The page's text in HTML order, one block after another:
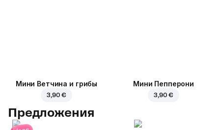
Мини Ветчина и грибы
3,90 €
Мини Пепперони
3,90 €
Предложения